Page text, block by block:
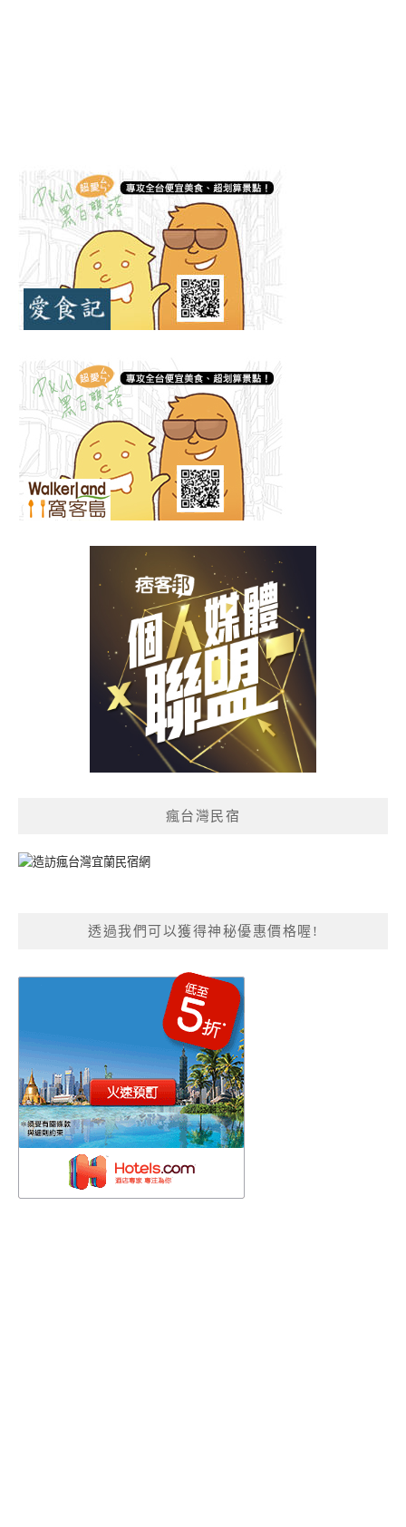
瘋台灣民宿
透過我們可以獲得神秘優惠價格喔!